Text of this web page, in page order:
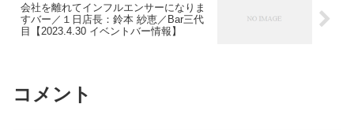
会社を離れてインフルエンサーになりま
すバー／１日店長：鈴本 紗恵／Bar三代
目【2023.4.30 イベントバー情報】
コメント